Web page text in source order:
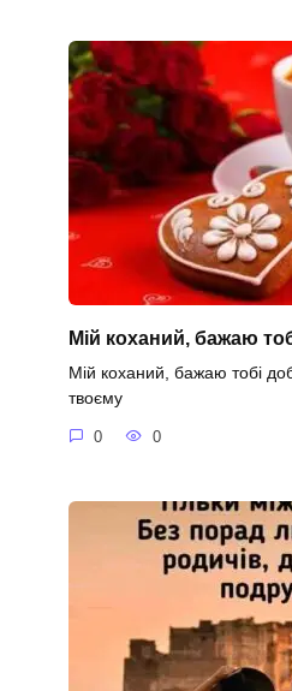
Мій коханий, бажаю
Мій коханий, бажаю тобі
твоєму
0 0